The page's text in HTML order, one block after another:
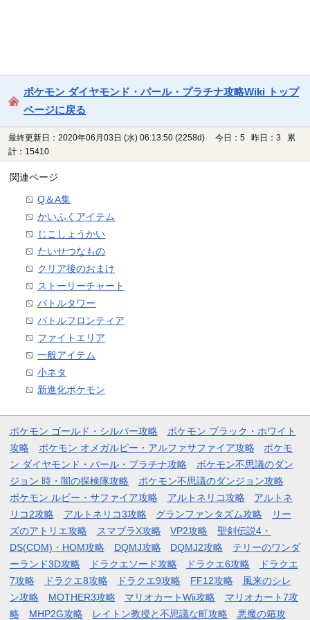
ポケモン ダイヤモンド・パール・プラチナ攻略Wiki トップ
ページに戻る
最終更新日：2020年06月03日 (水) 06:13:50 (2258d)
今日：5 昨日：3 累
計：15410
関連ページ
Q＆A集
かいふくアイテム
じこしょうかい
たいせつなもの
クリア後のおまけ
ストーリーチャート
バトルタワー
バトルフロンティア
ファイトエリア
一般アイテム
小ネタ
新進化ポケモン
ポケモン ゴールド・シルバー攻略
ポケモン ブラック・ホワイト
攻略
ポケモン オメガルビー・アルファサファイア攻略
ポケモ
ン ダイヤモンド・パール・プラチナ攻略
ポケモン不思議のダン
ジョン 時・闇の探検隊攻略
ポケモン不思議のダンジョン攻略
ポケモン ルビー・サファイア攻略
アルトネリコ攻略
アルトネ
リコ2攻略
アルトネリコ3攻略 グランファンタズム攻略
リー
ズのアトリエ攻略
スマブラX攻略 VP2攻略
聖剣伝説4・
DS(COM)・HOM攻略
DQMJ攻略 DQMJ2攻略
テリーのワンダ
ーランド3D攻略
ドラクエソード攻略 ドラクエ6攻略
ドラクエ
7攻略
ドラクエ8攻略 ドラクエ9攻略 FF12攻略
風来のシレ
ン攻略
MOTHER3攻略 マリオカートWii攻略
マリオカート7攻
略
MHP2G攻略 レイトン教授と不思議な町攻略 悪魔の箱攻